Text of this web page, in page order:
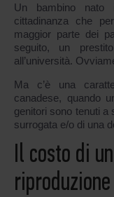
Un bambino nato
cittadinanza che
maggior parte dei
seguito, un
all’università.
Ma c’è una
canadese, quando
genitori sono tenuti a
surrogata e/o di una
Il costo di